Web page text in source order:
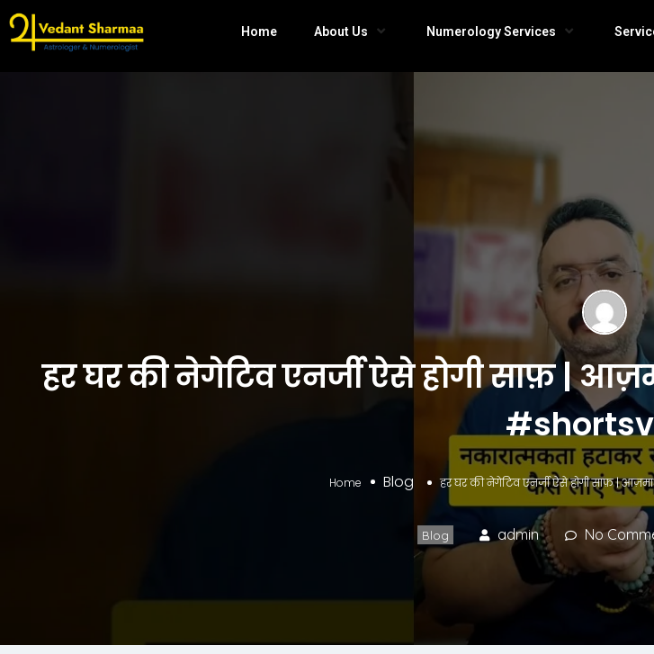
Home About Us Numerology Services
हर घर की नेगेटिव एनर्जी ऐसे होगी साफ़ |
Home Blog हर घर की नेगेटिव एनर्जी ऐसे होगी साफ़ |
Blog admin No